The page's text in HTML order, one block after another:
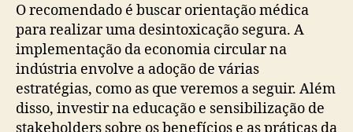
O recomendado é buscar orientação médica
para realizar uma desintoxicação segura. A
implementação da economia circular na
indústria envolve a adoção de várias
estratégias, como as que veremos a seguir. Além
disso, investir na educação e sensibilização de
stakeholders sobre os benefícios e as práticas da